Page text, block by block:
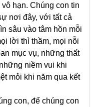
hạn. Chúng con tin
nơi đây, với tất cả
sâu vào tâm hồn mỗi
lời thì thầm, mọi nỗi
mục vụ, những thất
niềm vui khi
mỏi khi năm qua kết
con, để chúng con